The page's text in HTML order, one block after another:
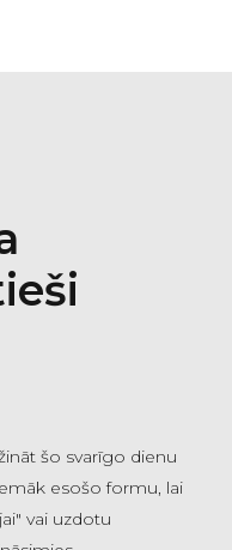
šo svarīgo dienu
esošo formu, lai
vai uzdotu